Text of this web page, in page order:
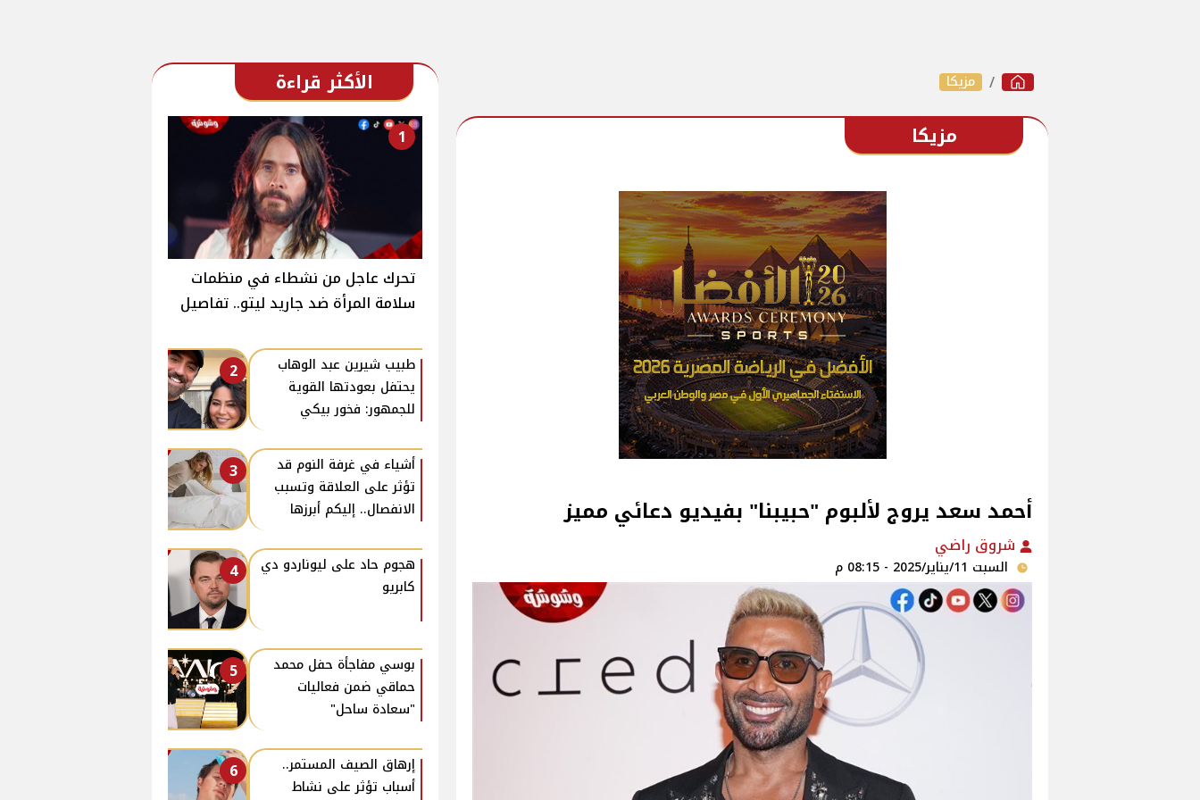
مزيكا
مزيكا
أحمد سعد يروج لألبوم "حبيبنا" بفيديو دعائي مميز
شروق راضي
السبت 11/يناير/2025 - 08:15 م
الأكثر قراءة
1
تحرك عاجل من نشطاء في منظمات
سلامة المرأة ضد جاريد ليتو.. تفاصيل
2
طبيب شيرين عبد الوهاب
يحتفل بعودتها القوية
للجمهور: فخور بيكي
3
أشياء في غرفة النوم قد
تؤثر على العلاقة وتسبب
الانفصال.. إليكم أبرزها
4
هجوم حاد على ليوناردو دي
كابريو
5
بوسي مفاجأة حفل محمد
حماقي ضمن فعاليات
"سعادة ساحل"
6
إرهاق الصيف المستمر..
أسباب تؤثر على نشاط